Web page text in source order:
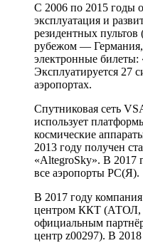
С 2006 по 2015 годы
эксплуатация и
резидентных
рубежом —
электронные
Эксплуатируется 27
аэропортах.
Спутниковая сеть
использует
космические
2013 году получен
«AltegroSky». В 2017
все аэропорты РС(Я).
В 2017 году
центром ККТ
официальным
центр z00297). В